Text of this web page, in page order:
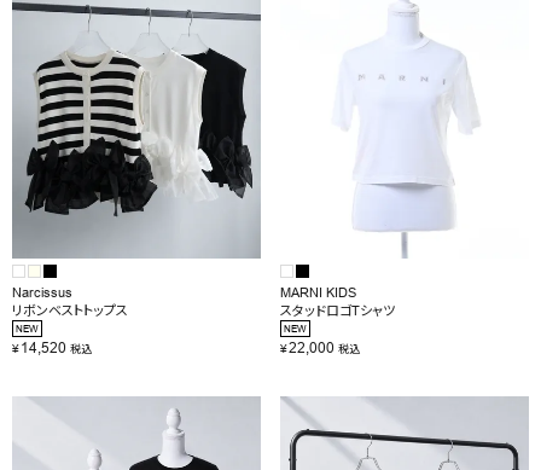
OUTLET
RANKING
RE STOCK
COMING SOON
TOPICS
JOURNAL
INFORMATION
はじめてご利用の方へ
お問い合わせ
Narcissus
リボンベストトップス
NEW
¥14,520 税込
MARNI KIDS
スタッドロゴTシャツ
NEW
¥22,000 税込